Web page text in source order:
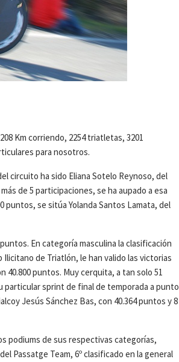
Km corriendo, 2254 triatletas, 3201
para nosotros.
circuito ha sido Eliana Sotelo Reynoso, del
de 5 participaciones, se ha aupado a esa
puntos, se sitúa Yolanda Santos Lamata, del
En categoría masculina la clasificación
de Triatlón, le han valido las victorias
40.800 puntos. Muy cerquita, a tan solo 51
particular sprint de final de temporada a punto
Jesús Sánchez Bas, con 40.364 puntos y 8
podiums de sus respectivas categorías,
Passatge Team, 6º clasificado en la general